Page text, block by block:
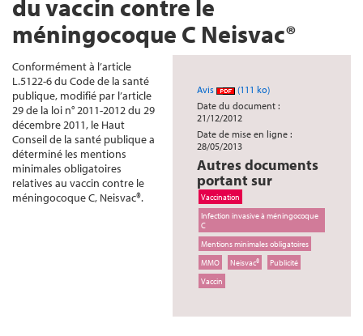
du vaccin contre le
méningocoque C Neisvac®
Avis
(111 ko)
Date du document :
21/12/2012
Date de mise en ligne :
28/05/2013
Autres documents
portant sur
Vaccination
Infection invasive à méningocoque
C
Mentions minimales obligatoires
MMO
Neisvac®
Publicité
Vaccin
Conformément à l’article
L.5122-6 du Code de la santé
publique, modifié par l’article
29 de la loi n° 2011-2012 du 29
décembre 2011, le Haut
Conseil de la santé publique a
déterminé les mentions
minimales obligatoires
relatives au vaccin contre le
méningocoque C, Neisvac®.